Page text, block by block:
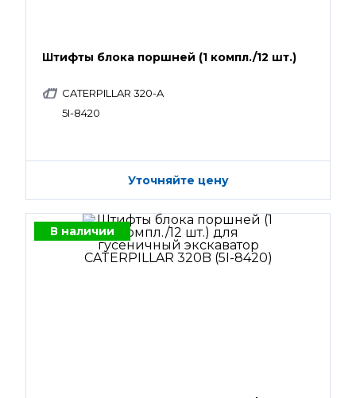
Штифты блока поршней (1 компл./12 шт.)
CATERPILLAR 320-A
5I-8420
Уточняйте цену
В наличии